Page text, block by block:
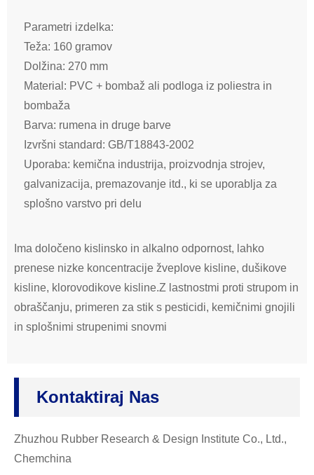
Parametri izdelka:
Teža: 160 gramov
Dolžina: 270 mm
Material: PVC + bombaž ali podloga iz poliestra in
bombaža
Barva: rumena in druge barve
Izvršni standard: GB/T18843-2002
Uporaba: kemična industrija, proizvodnja strojev,
galvanizacija, premazovanje itd., ki se uporablja za
splošno varstvo pri delu
Ima določeno kislinsko in alkalno odpornost, lahko
prenese nizke koncentracije žveplove kisline, dušikove
kisline, klorovodikove kisline.Z lastnostmi proti strupom in
obraščanju, primeren za stik s pesticidi, kemičnimi gnojili
in splošnimi strupenimi snovmi
Kontaktiraj Nas
Zhuzhou Rubber Research & Design Institute Co., Ltd.,
Chemchina